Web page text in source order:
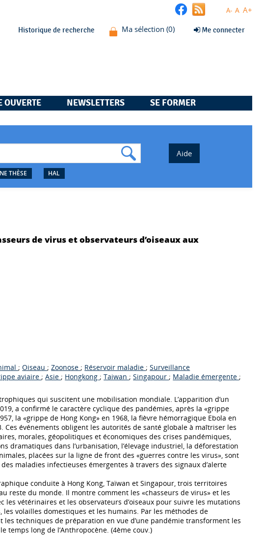
A- A A+
Historique de recherche Me connecter
OUVERTE NEWSLETTERS SE FORMER
THÈSE HAL
de virus et observateurs d’oiseaux aux
; Oiseau ; Zoonose ; Réservoir maladie ; Surveillance
aviaire ; Asie ; Hongkong ; Taiwan ; Singapour ; Maladie émergente ;
qui suscitent une mobilisation mondiale. L’apparition d’un
a confirmé le caractère cyclique des pandémies, après la «grippe
la «grippe de Hong Kong» en 1968, la fièvre hémorragique Ebola en
Ces événements obligent les autorités de santé globale à maîtriser les
morales, géopolitiques et économiques des crises pandémiques,
dramatiques dans l’urbanisation, l’élevage industriel, la déforestation
placées sur la ligne de front des «guerres contre les virus», sont
maladies infectieuses émergentes à travers des signaux d’alerte
conduite à Hong Kong, Taïwan et Singapour, trois territoires
reste du monde. Il montre comment les «chasseurs de virus» et les
les vétérinaires et les observateurs d’oiseaux pour suivre les mutations
volailles domestiques et les humains. Par les méthodes de
les techniques de préparation en vue d’une pandémie transforment les
long de l’Anthropocène. (4ème couv.)